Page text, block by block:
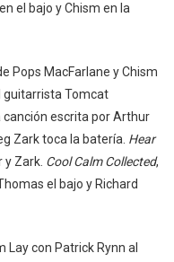
el bajo y Chism en la
Pops MacFarlane y Chism
guitarrista Tomcat
canción escrita por Arthur
Zark toca la batería. Hear
Zark. Cool Calm Collected,
el bajo y Richard
con Patrick Rynn al